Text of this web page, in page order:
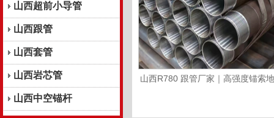
山西超前小导管
山西跟管
山西套管
山西岩芯管
山西中空锚杆
山西R780 跟管厂家｜高强度锚索